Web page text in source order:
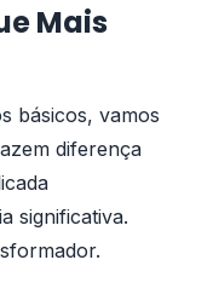
Mais
básicos, vamos
diferença
significativa.